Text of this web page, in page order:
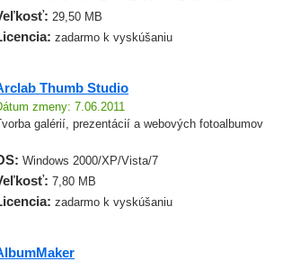
29,50 MB
zadarmo k vyskúšaniu
Thumb Studio
zmeny: 7.06.2011
galérií, prezentácií a webových fotoalbumov
Windows 2000/XP/Vista/7
7,80 MB
zadarmo k vyskúšaniu